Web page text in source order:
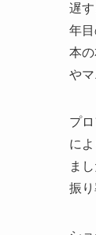
遅
年
本
や
プ
に
ま
振